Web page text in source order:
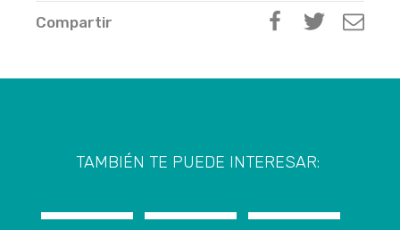
Compartir
TAMBIÉN TE PUEDE INTERESAR: